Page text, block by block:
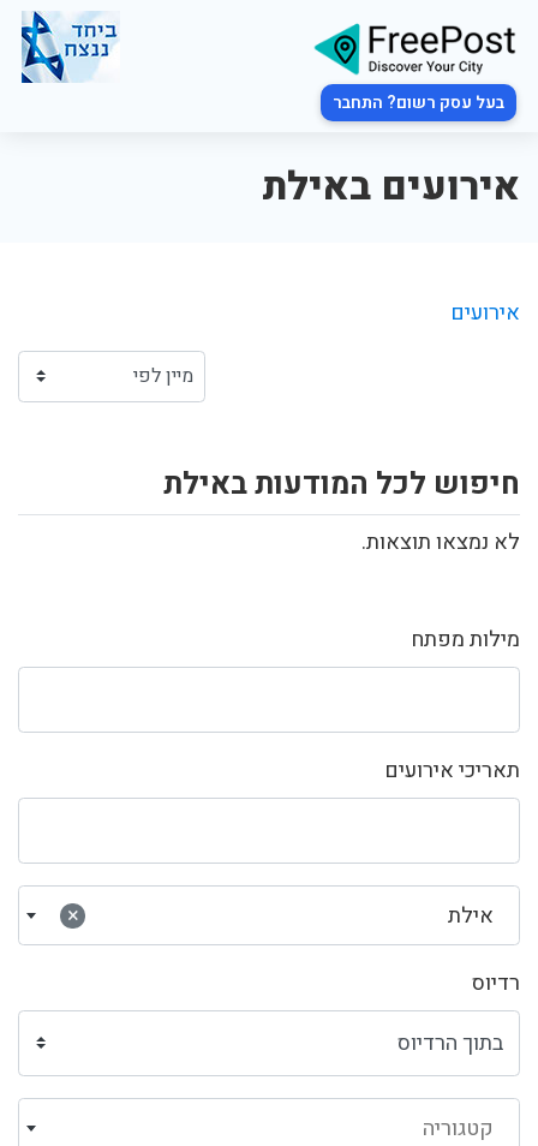
בעל עסק רשום? התחבר
אירועים באילת
מילות מפתח
תאריכי אירועים
× אילת
רדיוס
קטגוריה
אירועים
חיפוש לכל המודעות באילת
לא נמצאו תוצאות.